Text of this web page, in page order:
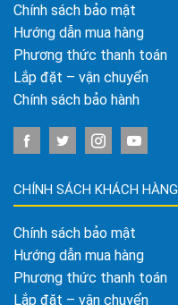
Chính sách bảo mật
Hướng dẫn mua hàng
Phương thức thanh toán
Lắp đặt – vận chuyển
Chính sách bảo hành
CHÍNH SÁCH KHÁCH HÀNG
Chính sách bảo mật
Hướng dẫn mua hàng
Phương thức thanh toán
Lắp đặt – vận chuyển